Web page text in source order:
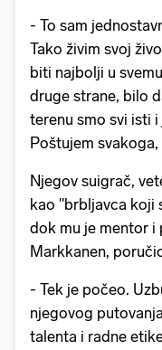
- To sam
Tako živim svoj
biti najbolji u
druge strane, bilo
terenu smo svi isti
Poštujem
Njegov suigrač,
kao "brbljavca koji
dok mu je mentor i
Markkanen,
- Tek je počeo.
njegovog
talenta i radne